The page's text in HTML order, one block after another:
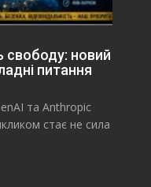
новий
питання
та Anthropic
стає не сила